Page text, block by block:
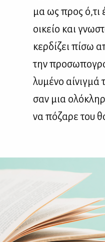
μα ως προς ό,τι
οικείο και
κερδίζει πίσω
την
λυμένο αίνιγμά
σαν μια
να πόζαρε του